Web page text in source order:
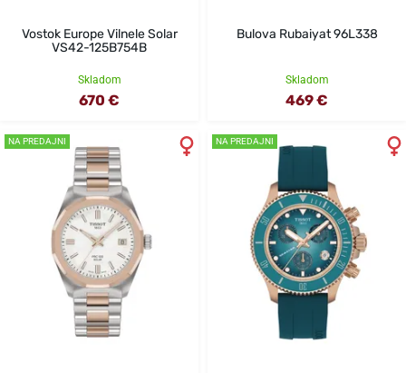
Vostok Europe Vilnele Solar
VS42-125B754B
Skladom
670 €
Bulova Rubaiyat 96L338
Skladom
469 €
NA PREDAJNI NA PREDAJNI